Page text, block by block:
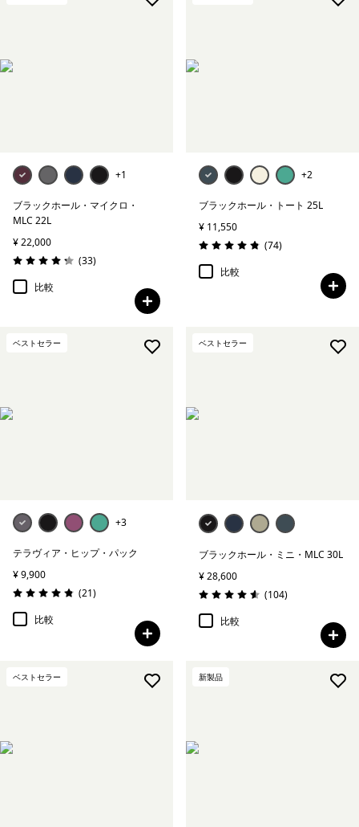
+1
ブラックホール・マイクロ・
MLC 22L
¥ 22,000
評価: 4.2 / 5
(33レビュー
)
比較
+2
ブラックホール・トート 25L
¥ 11,550
評価: 4.9 / 5
(74レビュー
)
比較
ベストセラー
+3
テラヴィア・ヒップ・パック
¥ 9,900
評価: 4.9 / 5
(21レビュー
)
比較
ベストセラー
ブラックホール・ミニ・MLC 30L
¥ 28,600
評価: 4.6 / 5
(104レビュー
)
比較
ベストセラー 新製品